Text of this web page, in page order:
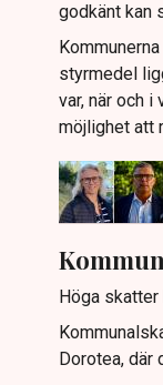
godkänt kan
styrmedel
var, när och
möjlighet att
Höga
Dorotea, där